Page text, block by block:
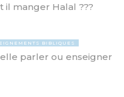
il manger Halal ???
BIBLIQUES
parler ou enseigner